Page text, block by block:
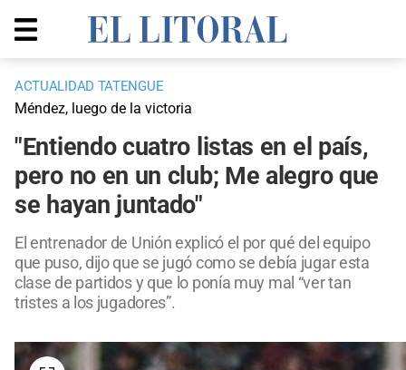
ACTUALIDAD TATENGUE
Méndez, luego de la victoria
"Entiendo cuatro listas en el país,
pero no en un club; Me alegro que
se hayan juntado"
El entrenador de Unión explicó el por qué del equipo
que puso, dijo que se jugó como se debía jugar esta
clase de partidos y que lo ponía muy mal “ver tan
tristes a los jugadores”.